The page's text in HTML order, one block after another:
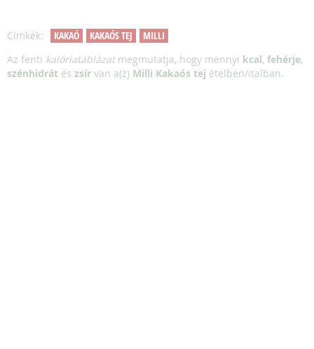
Címkék: KAKAÓ KAKAÓS TEJ
MILLI
Az fenti kalóriatáblázatmegmutatja, hogy mennyi kcal, fehérje,
szénhidrát és zsír van a(z) Milli Kakaós tej ételben/italban.